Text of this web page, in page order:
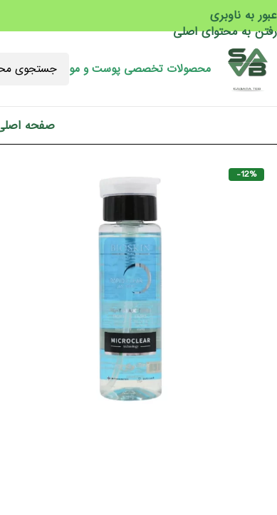
عبور به ناوبری
رفتن به محتوای اصلی
محصولات تخصصی پوست و مو
صفحه
-12%